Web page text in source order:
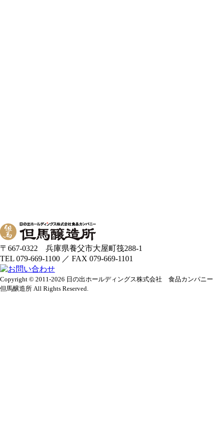
〒667-0322 兵庫県養父市大屋町筏288-1
TEL 079-669-1100 ／ FAX 079-669-1101
Copyright © 2011-2026 日の出ホールディングス株式会社 食品カンパニー
但馬醸造所 All Rights Reserved.